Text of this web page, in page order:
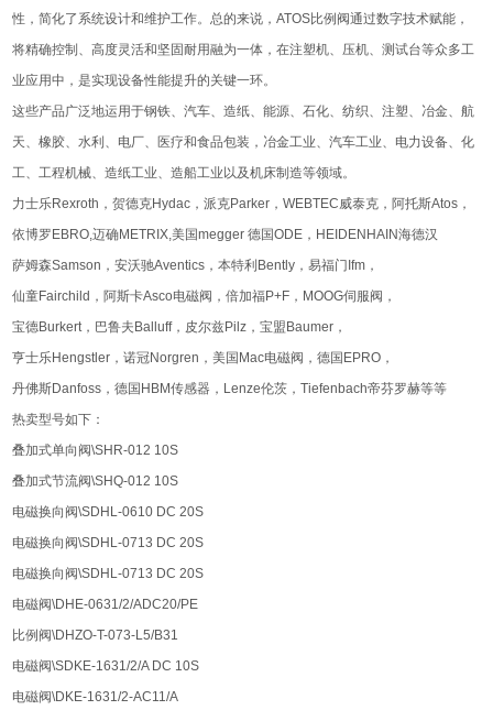
性，简化了系统设计和维护工作。总的来说，ATOS比例阀通过数字技术赋能，
将精确控制、高度灵活和坚固耐用融为一体，在注塑机、压机、测试台等众多工
业应用中，是实现设备性能提升的关键一环。
这些产品广泛地运用于钢铁、汽车、造纸、能源、石化、纺织、注塑、冶金、航
天、橡胶、水利、电厂、医疗和食品包装，冶金工业、汽车工业、电力设备、化
工、工程机械、造纸工业、造船工业以及机床制造等领域。
力士乐Rexroth，贺德克Hydac，派克Parker，WEBTEC威泰克，阿托斯Atos，
依博罗EBRO,迈确METRIX,美国megger 德国ODE，HEIDENHAIN海德汉
萨姆森Samson，安沃驰Aventics，本特利Bently，易福门Ifm，
仙童Fairchild，阿斯卡Asco电磁阀，倍加福P+F，MOOG伺服阀，
宝德Burkert，巴鲁夫Balluff，皮尔兹Pilz，宝盟Baumer，
亨士乐Hengstler，诺冠Norgren，美国Mac电磁阀，德国EPRO，
丹佛斯Danfoss，德国HBM传感器，Lenze伦茨，Tiefenbach帝芬罗赫等等
热卖型号如下：
叠加式单向阀\SHR-012 10S
叠加式节流阀\SHQ-012 10S
电磁换向阀\SDHL-0610 DC 20S
电磁换向阀\SDHL-0713 DC 20S
电磁换向阀\SDHL-0713 DC 20S
电磁阀\DHE-0631/2/ADC20/PE
比例阀\DHZO-T-073-L5/B31
电磁阀\SDKE-1631/2/A DC 10S
电磁阀\DKE-1631/2-AC11/A